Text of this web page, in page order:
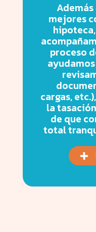
mejores
proceso
cargas,
la
de que
total